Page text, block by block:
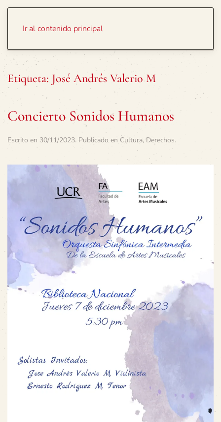
Ir al contenido principal
Etiqueta: José Andrés Valerio M
Concierto Sonidos Humanos
Escrito en 30/11/2023. Publicado en Cultura, Derechos.